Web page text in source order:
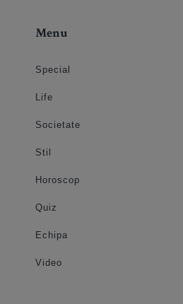
Menu
Special
Life
Societate
Stil
Horoscop
Quiz
Echipa
Video